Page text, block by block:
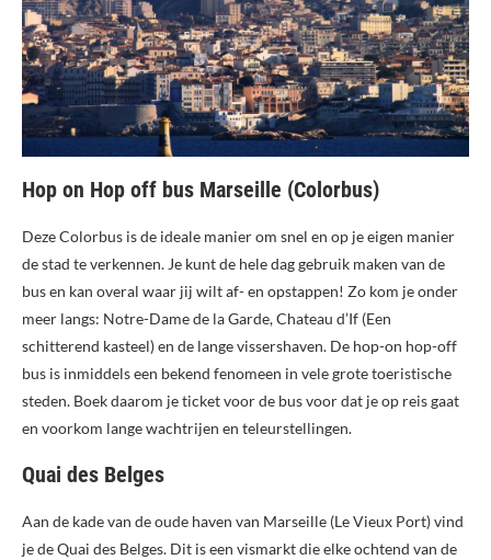
Hop on Hop off bus Marseille (Colorbus)
Deze Colorbus is de ideale manier om snel en op je eigen manier
de stad te verkennen. Je kunt de hele dag gebruik maken van de
bus en kan overal waar jij wilt af- en opstappen! Zo kom je onder
meer langs: Notre-Dame de la Garde, Chateau d’If (Een
schitterend kasteel) en de lange vissershaven. De hop-on hop-off
bus is inmiddels een bekend fenomeen in vele grote toeristische
steden. Boek daarom je ticket voor de bus voor dat je op reis gaat
en voorkom lange wachtrijen en teleurstellingen.
Quai des Belges
Aan de kade van de oude haven van Marseille (Le Vieux Port) vind
je de Quai des Belges. Dit is een vismarkt die elke ochtend van de